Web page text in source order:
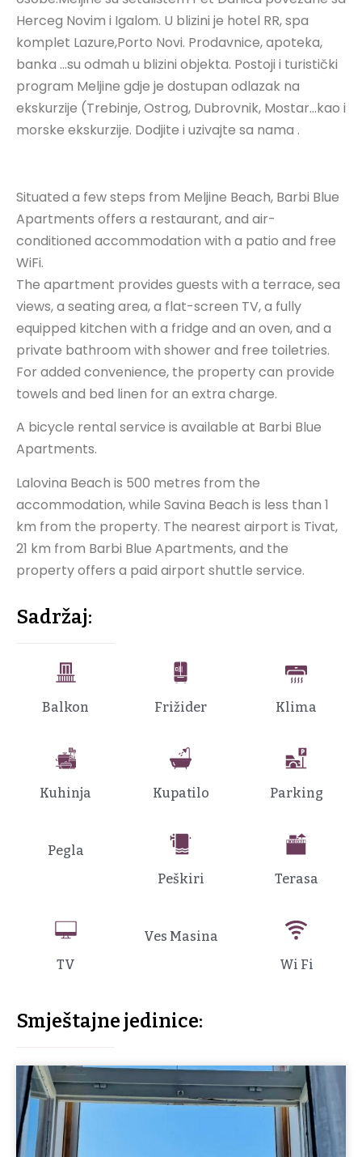
Herceg Novim i Igalom. U blizini je hotel RR, spa
komplet Lazure,Porto Novi. Prodavnice, apoteka,
banka …su odmah u blizini objekta. Postoji i turistički
program Meljine gdje je dostupan odlazak na
ekskurzije (Trebinje, Ostrog, Dubrovnik, Mostar…kao i
morske ekskurzije. Dodjite i uzivajte sa nama .
Situated a few steps from Meljine Beach, Barbi Blue
Apartments offers a restaurant, and air-
conditioned accommodation with a patio and free
WiFi.
The apartment provides guests with a terrace, sea
views, a seating area, a flat-screen TV, a fully
equipped kitchen with a fridge and an oven, and a
private bathroom with shower and free toiletries.
For added convenience, the property can provide
towels and bed linen for an extra charge.
A bicycle rental service is available at Barbi Blue
Apartments.
Lalovina Beach is 500 metres from the
accommodation, while Savina Beach is less than 1
km from the property. The nearest airport is Tivat,
21 km from Barbi Blue Apartments, and the
property offers a paid airport shuttle service.
Sadržaj:
Balkon Frižider Klima
Kuhinja Kupatilo Parking
Pegla
Peškiri
Terasa
TV
Ves Masina
Wi Fi
Smještajne jedinice: